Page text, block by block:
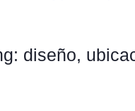
diseño,